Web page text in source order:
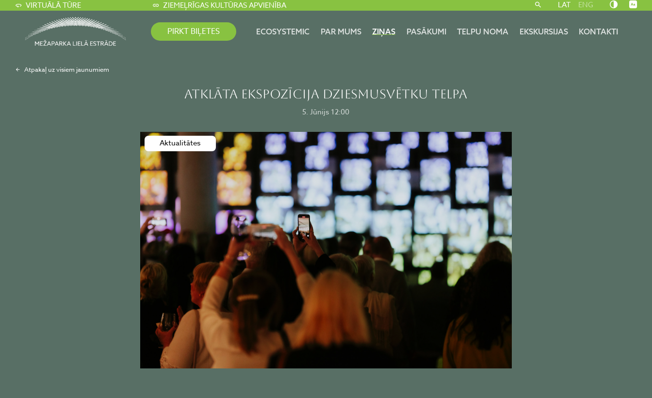
VIRTUĀLĀ TŪRE ZIEMEĻRĪGAS KULTŪRAS APVIENĪBA LAT ENG
PIRKT BIĻETES ECOSYSTEMIC PAR MUMS ZIŅAS PASĀKUMI TELPU NOMA EKSKURSIJAS KONTAKTI
Atpakaļ uz visiem jaunumiem
ATKLĀTA EKSPOZĪCIJA DZIESMUSVĒTKU TELPA
5. Jūnijs 12:00
Aktualitātes